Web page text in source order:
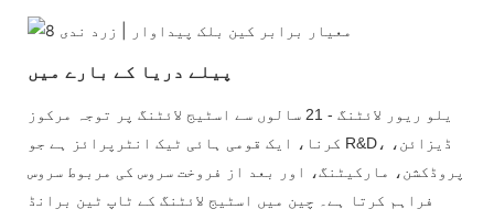
پیلے دریا کے بارے میں
یلو ریور لائٹنگ - 21 سالوں سے اسٹیج لائٹنگ پر توجہ مرکوز
کرنا، ایک قومی ہائی ٹیک انٹرپرائز ہے جو R&D، ڈیزائن،
پروڈکشن، مارکیٹنگ، اور بعد از فروخت سروس کی مربوط سروس
فراہم کرتا ہے۔ چین میں اسٹیج لائٹنگ کے ٹاپ ٹین برانڈ